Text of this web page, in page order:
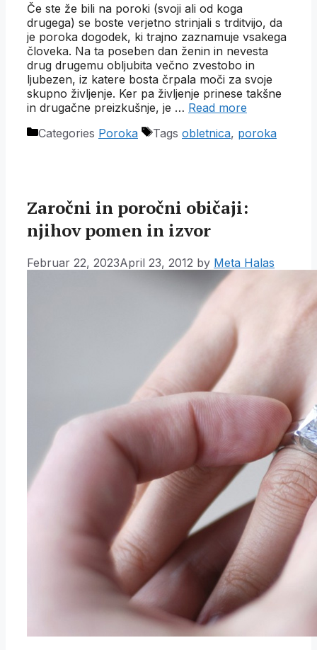
Če ste že bili na poroki (svoji ali od koga
drugega) se boste verjetno strinjali s trditvijo, da
je poroka dogodek, ki trajno zaznamuje vsakega
človeka. Na ta poseben dan ženin in nevesta
drug drugemu obljubita večno zvestobo in
ljubezen, iz katere bosta črpala moči za svoje
skupno življenje. Ker pa življenje prinese takšne
in drugačne preizkušnje, je … Read more
Categories Poroka Tags obletnica, poroka
Zaročni in poročni običaji:
njihov pomen in izvor
Februar 22, 2023April 23, 2012 by Meta Halas